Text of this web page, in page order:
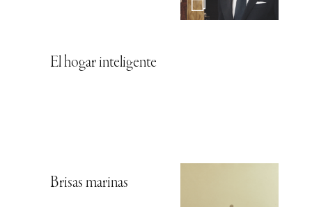
El hogar inteligente
Brisas marinas